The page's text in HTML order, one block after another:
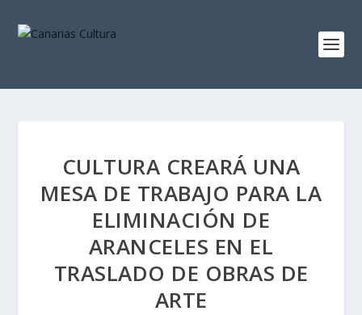
CULTURA CREARÁ UNA
MESA DE TRABAJO PARA LA
ELIMINACIÓN DE
ARANCELES EN EL
TRASLADO DE OBRAS DE
ARTE